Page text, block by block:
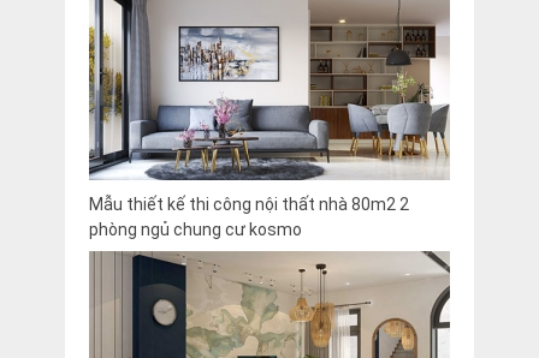
Mẫu thiết kế thi công nội thất nhà 80m2 2
phòng ngủ chung cư kosmo